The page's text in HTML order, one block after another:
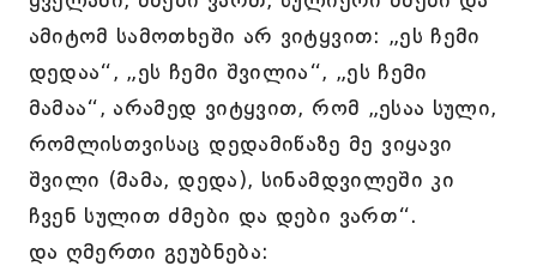
ამიტომ სამოთხეში არ ვიტყვით: „ეს ჩემი
დედაა“, „ეს ჩემი შვილია“, „ეს ჩემი
მამაა“, არამედ ვიტყვით, რომ „ესაა სული,
რომლისთვისაც დედამიწაზე მე ვიყავი
შვილი (მამა, დედა), სინამდვილეში კი
ჩვენ სულით ძმები და დები ვართ“.
და ღმერთი გეუბნება: